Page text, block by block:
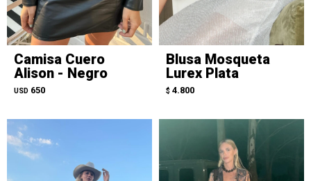
Camisa Cuero
Alison - Negro
USD 650
Blusa Mosqueta
Lurex Plata
$ 4.800